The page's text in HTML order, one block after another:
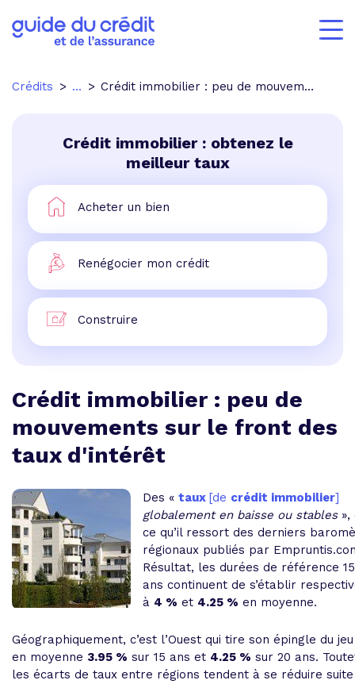
Crédits ... Crédit immobilier : peu de mouvements sur le front des taux d'intérêt
Crédit immobilier : obtenez le
meilleur taux
Acheter un bien
Renégocier mon crédit
Construire
Crédit immobilier : peu de
mouvements sur le front des
taux d'intérêt
Des « taux [de crédit immobilier]
globalement en baisse ou stables»,
ce qu’il ressort des derniers
régionaux publiés par
Résultat, les durées de référence
ans continuent de s’établir
à 4 % et 4.25 % en moyenne.
Géographiquement, c’est l’Ouest qui tire son épingle du
en moyenne 3.95 % sur 15 ans et 4.25 % sur 20 ans.
les écarts de taux entre régions tendent à se réduire suite